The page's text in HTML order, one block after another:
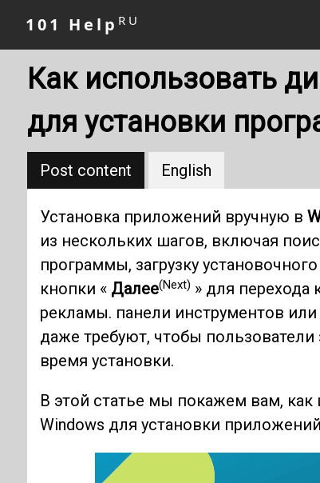
101 Help RU
Как использовать
для установки
Post content English
Установка приложений вручную в
из нескольких шагов, включая
программы, загрузку
кнопки « Далее(Next) » для
рекламы. панели инструментов
даже требуют, чтобы
время установки.
В этой статье мы покажем вам, как
Windows для установки